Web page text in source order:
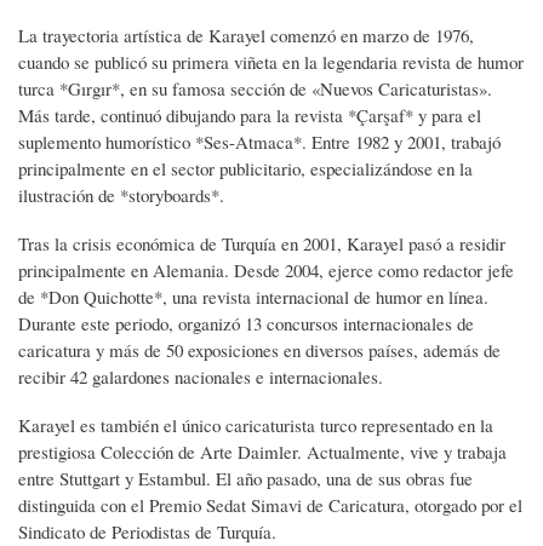
La trayectoria artística de Karayel comenzó en marzo de 1976,
cuando se publicó su primera viñeta en la legendaria revista de humor
turca *Gırgır*, en su famosa sección de «Nuevos Caricaturistas».
Más tarde, continuó dibujando para la revista *Çarşaf* y para el
suplemento humorístico *Ses-Atmaca*. Entre 1982 y 2001, trabajó
principalmente en el sector publicitario, especializándose en la
ilustración de *storyboards*.
Tras la crisis económica de Turquía en 2001, Karayel pasó a residir
principalmente en Alemania. Desde 2004, ejerce como redactor jefe
de *Don Quichotte*, una revista internacional de humor en línea.
Durante este periodo, organizó 13 concursos internacionales de
caricatura y más de 50 exposiciones en diversos países, además de
recibir 42 galardones nacionales e internacionales.
Karayel es también el único caricaturista turco representado en la
prestigiosa Colección de Arte Daimler. Actualmente, vive y trabaja
entre Stuttgart y Estambul. El año pasado, una de sus obras fue
distinguida con el Premio Sedat Simavi de Caricatura, otorgado por el
Sindicato de Periodistas de Turquía.